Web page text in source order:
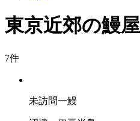
東京近郊の鰻
7件
未訪問一鰻